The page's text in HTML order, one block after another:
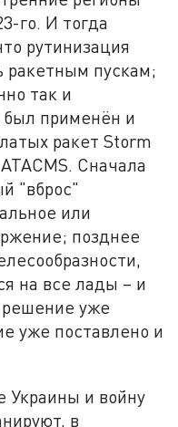
го. И тогда
рутинизация
ракетным пускам;
так и
применён и
ракет Storm
Сначала
"вброс"
или
позднее
на все лады – и
решение уже
уже поставлено и
Украины и войну
в